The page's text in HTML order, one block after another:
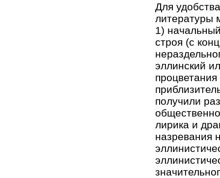
Для
литературы
1)
строя (с
эллинский
получили
лирика и
назревания